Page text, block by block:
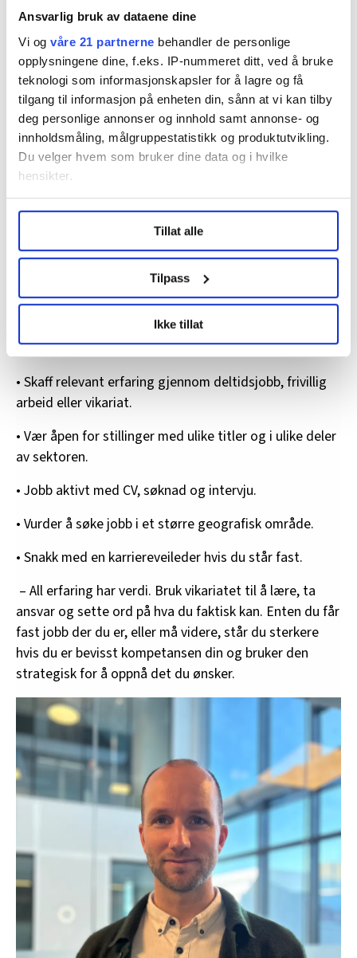
Ansvarlig bruk av dataene dine
Vi og våre 21 partnerne behandler de personlige
opplysningene dine, f.eks. IP-nummeret ditt, ved å bruke
teknologi som informasjonskapsler for å lagre og få
tilgang til informasjon på enheten din, sånn at vi kan tilby
deg personlige annonser og innhold samt annonse- og
innholdsmåling, målgruppestatistikk og produktutvikling.
Du velger hvem som bruker dine data og i hvilke
hensikter.
Undermer infokan du lese om hvordan dine personlige
data behandles og hvordan du kan velge hvordan de skal
brukes. Du kan hele tiden endre eller trekke tilbake ditt
samtykke fra erklæringen om informasjonskapsler.
LO Medias publikasjoner frifagbevegelse.no, hk-nytt.no
og fontene.no bruker informasjonskapsler (cookies) for å
lære hvordan våre nettsider blir brukt slik at vi tilby
statistikk.
Vi deler bare informasjon om hvordan du bruker
innenfor analyse og annonsering. Disse er angitt i
oversikten lengre ned på denne siden.
Tillat alle
Tilpass
Ikke tillat
Et godt utgangspunkt for utvikling og dialog, er at
tilbakemeldinger er konkrete, relevante for jobben, og
på en måte som er rettferdig og likeverdig for alle,
påpeker han. Hvis du opplever manglende
tilbakemelding, må du selv ta ansvar for å få den,
oppfordrer han.
• Be om en samtale.
• Ha en profesjonell dialog med lederen.
• Vær åpen for konstruktive innspill.
Dette kan du gjøre
Arbeidsmarkedet varierer mellom steder og sektorer.
Det er derfor lurt å se på hva du selv kan gjøre, mener
han.
• Skaff relevant erfaring gjennom deltidsjobb, frivillig
arbeid eller vikariat.
• Vær åpen for stillinger med ulike titler og i ulike deler
av sektoren.
• Jobb aktivt med CV, søknad og intervju.
• Vurder å søke jobb i et større geografisk område.
• Snakk med en karriereveileder hvis du står fast.
– All erfaring har verdi. Bruk vikariatet til å lære, ta
ansvar og sette ord på hva du faktisk kan. Enten du får
fast jobb der du er, eller må videre, står du sterkere
hvis du er bevisst kompetansen din og bruker den
strategisk for å oppnå det du ønsker.